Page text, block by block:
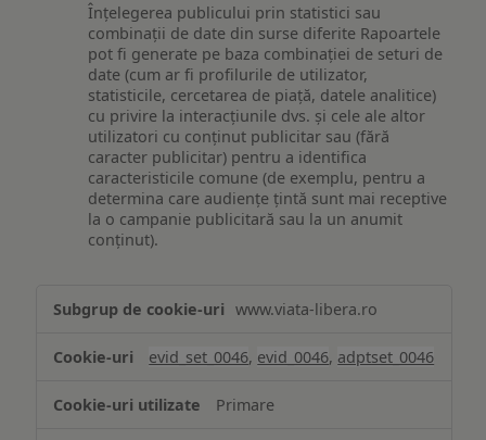
Înțelegerea publicului prin statistici sau
combinații de date din surse diferite Rapoartele
pot fi generate pe baza combinației de seturi de
date (cum ar fi profilurile de utilizator,
statisticile, cercetarea de piață, datele analitice)
cu privire la interacțiunile dvs. și cele ale altor
utilizatori cu conținut publicitar sau (fără
caracter publicitar) pentru a identifica
caracteristicile comune (de exemplu, pentru a
determina care audiențe țintă sunt mai receptive
la o campanie publicitară sau la un anumit
conținut).
www.viata-libera.ro
evid_set_0046, evid_0046, adptset_0046
Primare